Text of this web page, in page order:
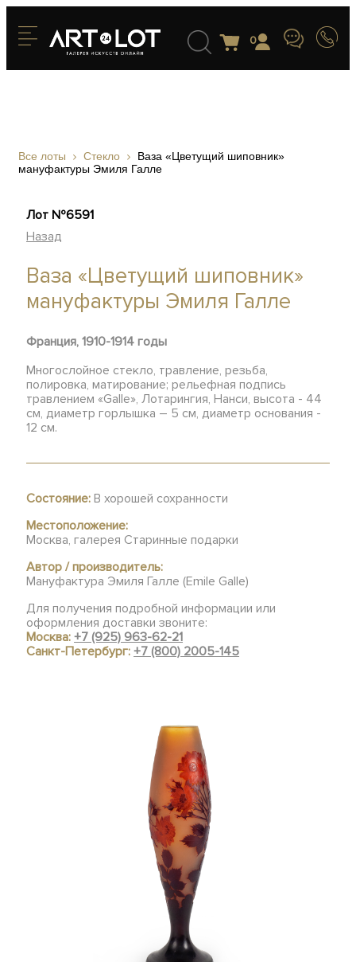
0
Все лоты Стекло
Ваза «Цветущий шиповник»
мануфактуры Эмиля Галле
Лот №6591
Назад
Ваза «Цветущий шиповник»
мануфактуры Эмиля Галле
Франция, 1910-1914 годы
Многослойное стекло, травление, резьба,
полировка, матирование; рельефная подпись
травлением «Galle», Лотарингия, Нанси, высота - 44
см, диаметр горлышка – 5 см, диаметр основания -
12 см.
Состояние: В хорошей сохранности
Местоположение:
Москва, галерея Старинные подарки
Автор / производитель:
Мануфактура Эмиля Галле (Emile Galle)
Для получения подробной информации или
оформления доставки звоните:
Москва:+7 (925) 963-62-21
Санкт-Петербург:+7 (800) 2005-145